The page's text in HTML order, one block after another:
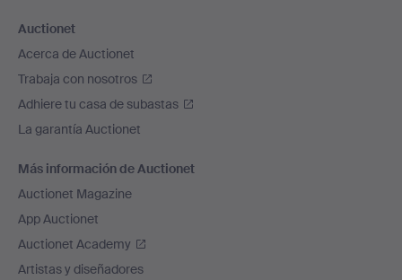
Auctionet
Acerca de Auctionet
Trabaja con nosotros
Adhiere tu casa de subastas
La garantía Auctionet
Más información de Auctionet
Auctionet Magazine
App Auctionet
Auctionet Academy
Artistas y diseñadores